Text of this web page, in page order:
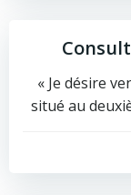
« Je désire
situé au